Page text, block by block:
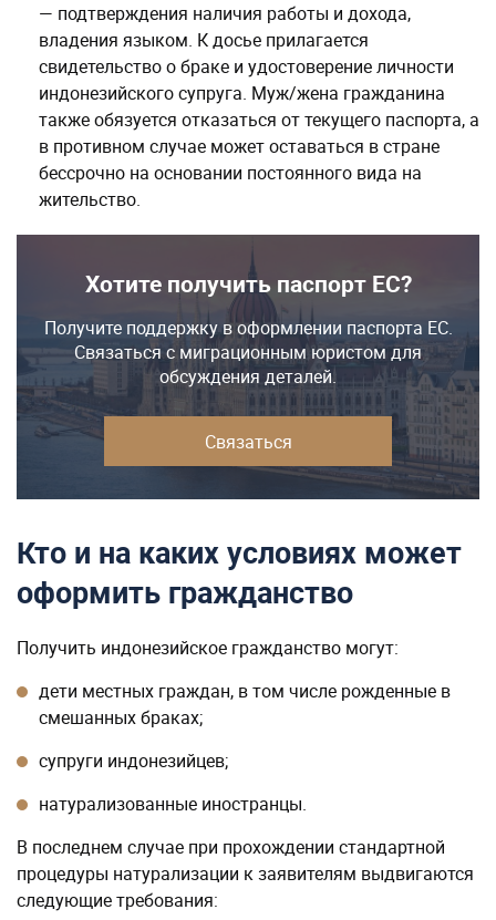
— подтверждения наличия работы и дохода,
владения языком. К досье прилагается
свидетельство о браке и удостоверение личности
индонезийского супруга. Муж/жена гражданина
также обязуется отказаться от текущего паспорта, а
в противном случае может оставаться в стране
бессрочно на основании постоянного вида на
жительство.
Хотите получить паспорт ЕС?
Получите поддержку в оформлении паспорта ЕС.
Связаться с миграционным юристом для
обсуждения деталей.
Связаться
Кто и на каких условиях может
оформить гражданство
Получить индонезийское гражданство могут:
дети местных граждан, в том числе рожденные в
смешанных браках;
супруги индонезийцев;
натурализованные иностранцы.
В последнем случае при прохождении стандартной
процедуры натурализации к заявителям выдвигаются
следующие требования: